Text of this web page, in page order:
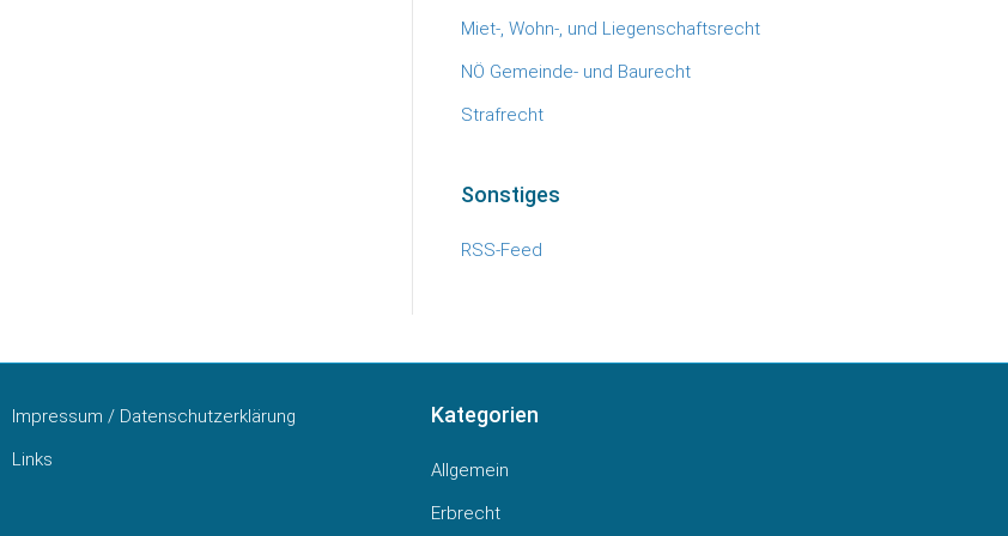
Miet-, Wohn-, und Liegenschaftsrecht
NÖ Gemeinde- und Baurecht
Strafrecht
Sonstiges
RSS-Feed
Impressum / Datenschutzerklärung
Links
Kategorien
Allgemein
Erbrecht